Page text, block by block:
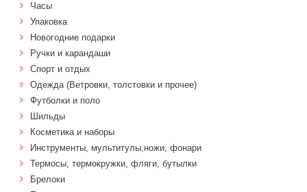
Часы
Упаковка
Новогодние подарки
Ручки и карандаши
Спорт и отдых
Одежда (Ветровки, толстовки и прочее)
Футболки и поло
Шильды
Косметика и наборы
Инструменты, мультитулы,ножи, фонари
Термосы, термокружки, фляги, бутылки
Брелоки